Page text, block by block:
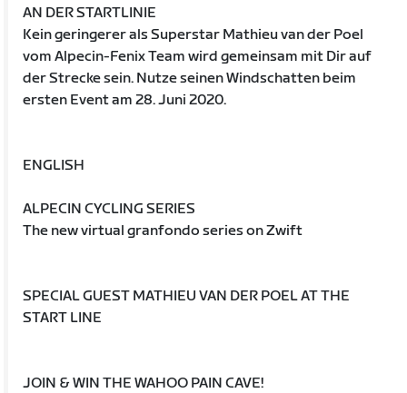
AN DER STARTLINIE
Kein geringerer als Superstar Mathieu van der Poel
vom Alpecin-Fenix Team wird gemeinsam mit Dir auf
der Strecke sein. Nutze seinen Windschatten beim
ersten Event am 28. Juni 2020.
ENGLISH
ALPECIN CYCLING SERIES
The new virtual granfondo series on Zwift
SPECIAL GUEST MATHIEU VAN DER POEL AT THE
START LINE
JOIN & WIN THE WAHOO PAIN CAVE!